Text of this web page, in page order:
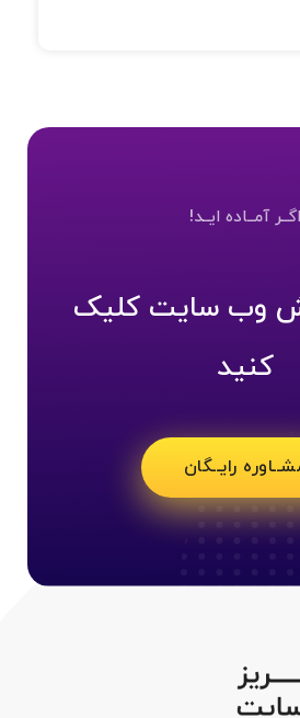
اگــر آمــاده ایــد!
وب سایت کلیک
کنید
رایــگان